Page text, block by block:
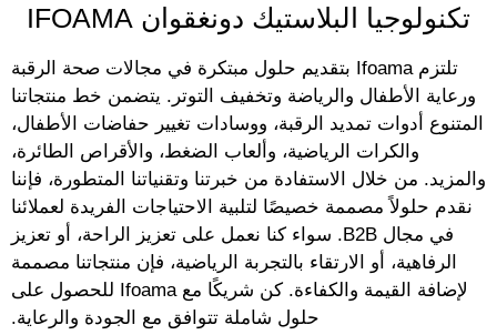
تكنولوجيا البلاستيك دونغقوان IFOAMA
تلتزم Ifoama بتقديم حلول مبتكرة في مجالات صحة الرقبة
ورعاية الأطفال والرياضة وتخفيف التوتر. يتضمن خط منتجاتنا
المتنوع أدوات تمديد الرقبة، ووسادات تغيير حفاضات الأطفال،
والكرات الرياضية، وألعاب الضغط، والأقراص الطائرة،
والمزيد. من خلال الاستفادة من خبرتنا وتقنياتنا المتطورة، فإننا
نقدم حلولاً مصممة خصيصًا لتلبية الاحتياجات الفريدة لعملائنا
في مجال B2B. سواء كنا نعمل على تعزيز الراحة، أو تعزيز
الرفاهية، أو الارتقاء بالتجربة الرياضية، فإن منتجاتنا مصممة
لإضافة القيمة والكفاءة. كن شريكًا مع Ifoama للحصول على
حلول شاملة تتوافق مع الجودة والرعاية.